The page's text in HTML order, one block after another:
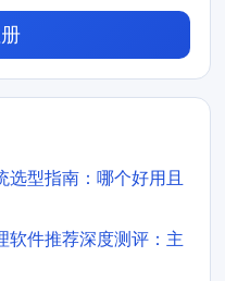
型指南：哪个好用且
件推荐深度测评：主